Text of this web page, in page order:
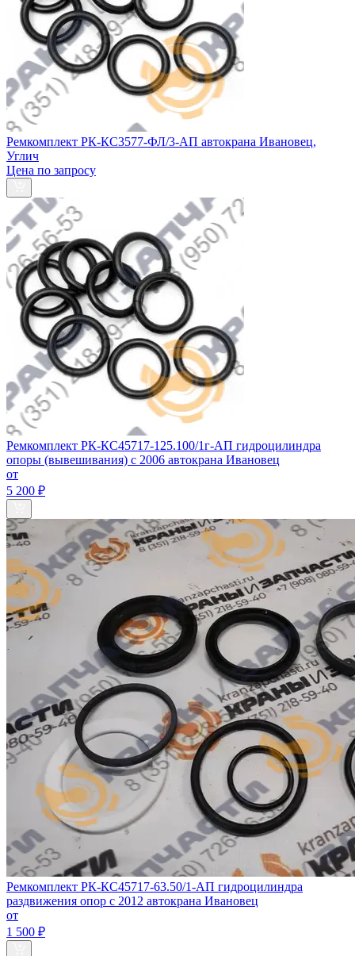
Ремкомплект РК-КС3577-ФЛ/3-АП автокрана Ивановец,
Углич
Цена по запросу
Ремкомплект РК-КС45717-125.100/1г-АП гидроцилиндра
опоры (вывешивания) с 2006 автокрана Ивановец
от
5 200 ₽
Ремкомплект РК-КС45717-63.50/1-АП гидроцилиндра
раздвижения опор с 2012 автокрана Ивановец
от
1 500 ₽